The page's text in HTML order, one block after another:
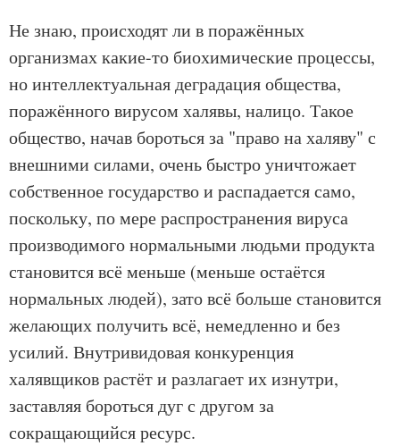
Не знаю, происходят ли в поражённых
организмах какие-то биохимические процессы,
но интеллектуальная деградация общества,
поражённого вирусом халявы, налицо. Такое
общество, начав бороться за "право на халяву" с
внешними силами, очень быстро уничтожает
собственное государство и распадается само,
поскольку, по мере распространения вируса
производимого нормальными людьми продукта
становится всё меньше (меньше остаётся
нормальных людей), зато всё больше становится
желающих получить всё, немедленно и без
усилий. Внутривидовая конкуренция
халявщиков растёт и разлагает их изнутри,
заставляя бороться дуг с другом за
сокращающийся ресурс.